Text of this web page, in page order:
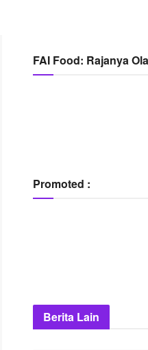
FAI Food: Rajanya
Promoted :
Berita Lain